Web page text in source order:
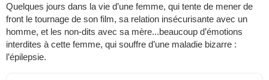
Quelques jours dans la vie d’une femme, qui tente de mener de
front le tournage de son film, sa relation insécurisante avec un
homme, et les non-dits avec sa mère...beaucoup d’émotions
interdites à cette femme, qui souffre d’une maladie bizarre :
l’épilepsie.